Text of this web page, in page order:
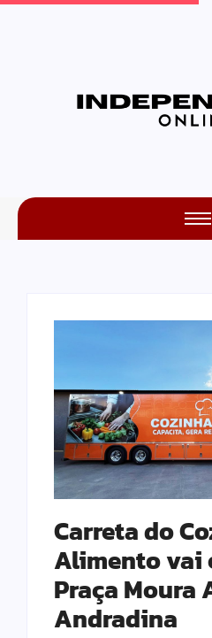
Carreta do
Alimento vai
Praça Moura
Andradina